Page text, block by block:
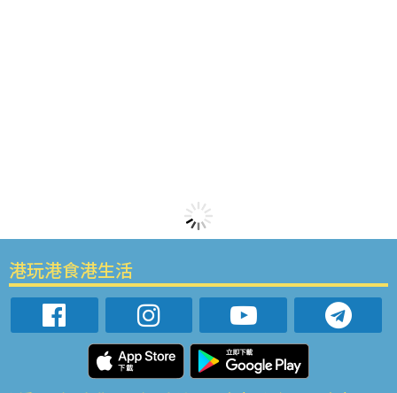
港玩港食港生活